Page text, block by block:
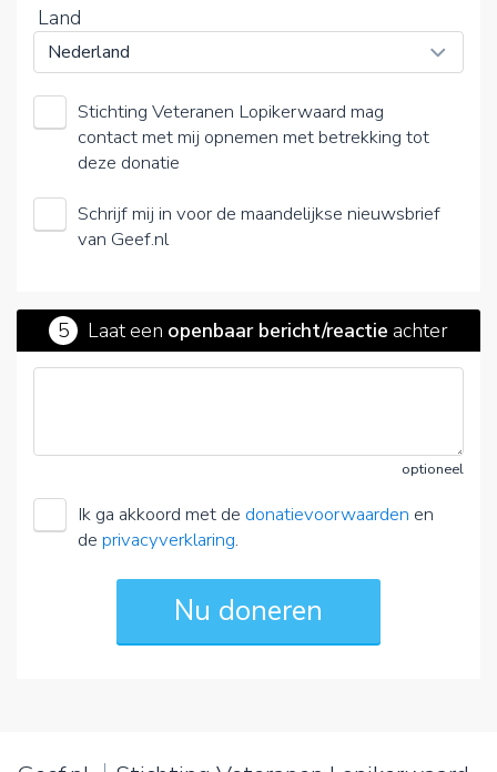
Land
Stichting Veteranen Lopikerwaard mag
contact met mij opnemen met betrekking tot
deze donatie
Schrijf mij in voor de maandelijkse nieuwsbrief
van Geef.nl
5 Laat een openbaar bericht/reactie achter
optioneel
Ik ga akkoord met de donatievoorwaarden en
de privacyverklaring.